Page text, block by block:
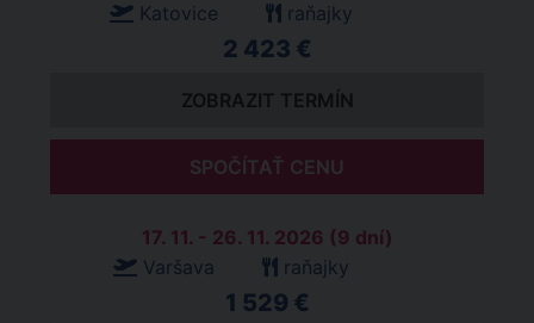
Katovice
raňajky
2 423 €
ZOBRAZIT TERMÍN
SPOČÍTAŤ CENU
17. 11. - 26. 11. 2026 (9 dní)
Varšava
raňajky
1 529 €